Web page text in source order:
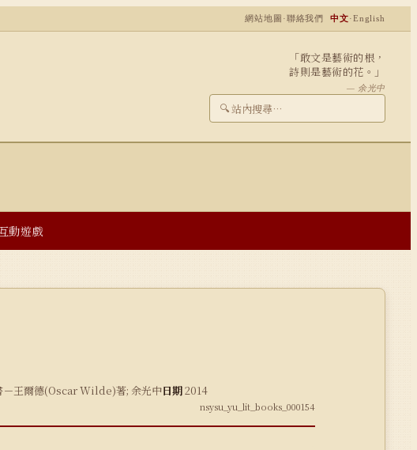
網站地圖 ·聯絡我們 中文·English
「敢文是藝術的根，
詩則是藝術的花。」
— 余光中
🔍
動遊戲
－王爾德(Oscar Wilde)著; 余光中日期2014
nsysu_yu_lit_books_000154